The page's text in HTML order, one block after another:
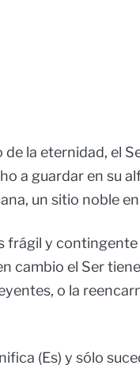
de la eternidad, el
a guardar en su
un sitio noble
frágil y
cambio el Ser
o la
(Es) y sólo